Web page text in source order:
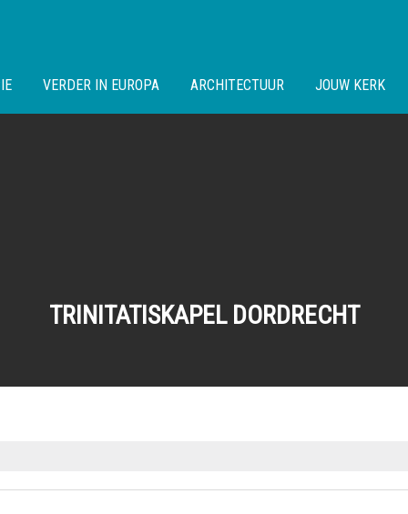
VERDER IN EUROPA ARCHITECTUUR JOUW KERK
TRINITATISKAPEL DORDRECHT